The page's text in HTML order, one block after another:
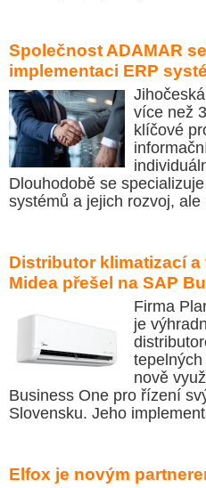
Společnost ADAMAR
implementaci ERP
více než
klíčové
Dlouhodobě se
systémů a jejich rozvoj,
Distributor klimatizací a
Midea přešel na SAP
Firma
je
nově
Business One pro řízení
Slovensku. Jeho
Elfox je novým